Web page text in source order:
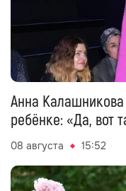
Анна
ребёнке: «Да, вот
08 августа 15:52